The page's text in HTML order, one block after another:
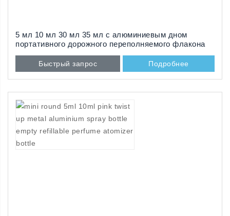
5 мл 10 мл 30 мл 35 мл с алюминиевым дном
портативного дорожного переполняемого флакона
Быстрый запрос Подробнее